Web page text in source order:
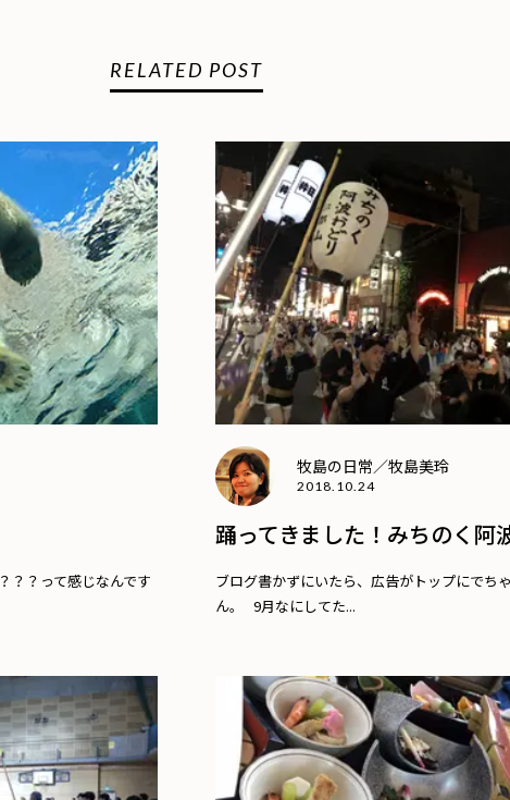
RELATED POST
？？って感じなんです
牧島の日常／牧島美玲
2018.10.24
踊ってきました！みちのく阿
ブログ書かずにいたら、広告がトップにでち
ん。 9月なにしてた...